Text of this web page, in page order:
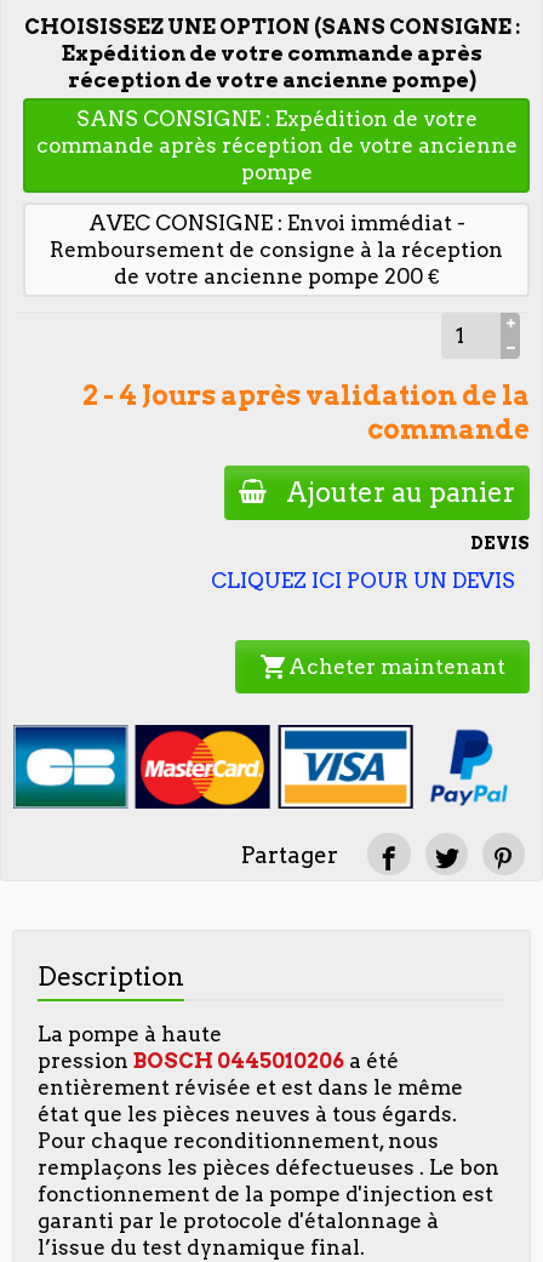
CHOISISSEZ UNE OPTION (SANS CONSIGNE :
Expédition de votre commande après
réception de votre ancienne pompe)
SANS CONSIGNE : Expédition de votre
commande après réception de votre ancienne
pompe
AVEC CONSIGNE : Envoi immédiat -
Remboursement de consigne à la réception
de votre ancienne pompe 200 €
2 - 4 Jours après validation de la
commande
Ajouter au panier
DEVIS
CLIQUEZ ICI POUR UN DEVIS
shopping_cart Acheter maintenant
Partager
Description
La pompe à haute
pression BOSCH 0445010206 a été
entièrement révisée et est dans le même
état que les pièces neuves à tous égards.
Pour chaque reconditionnement, nous
remplaçons les pièces défectueuses . Le bon
fonctionnement de la pompe d'injection est
garanti par le protocole d'étalonnage à
l’issue du test dynamique final.